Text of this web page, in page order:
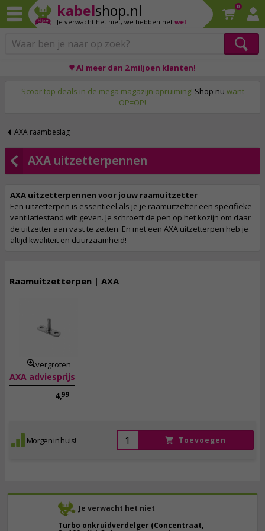
kabelshop.nl
Je verwacht het niet, we hebben het wel
0
♥ Al meer dan 2 miljoen klanten!
Scoor top deals in de mega magazijn opruiming! Shop nu want
OP=OP!
AXA raambeslag
Je verwacht het niet
Turbo onkruidverdelger (Concentraat,
AXA uitzetterpennen
AXA uitzetterpennen voor jouw raamuitzetter
Een uitzetterpen is essentieel als je je raamuitzetter een specifieke
ventilatiestand wilt geven. Je schroeft de pen op het kozijn om daar
de uitzetter aan vast te zetten. En met een AXA uitzetterpen heb je
altijd kwaliteit en duurzaamheid!
Raamuitzetterpen | AXA
vergroten
AXA adviesprijs
4,99
Morgen in huis! Toevoegen